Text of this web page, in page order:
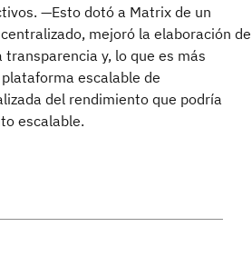
—Esto dotó a Matrix de un
mejoró la elaboración de
y, lo que es más
escalable de
del rendimiento que podría
escalable.